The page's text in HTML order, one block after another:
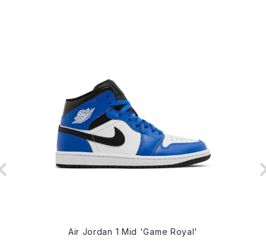
Air Jordan 1 Mid 'Game Royal'